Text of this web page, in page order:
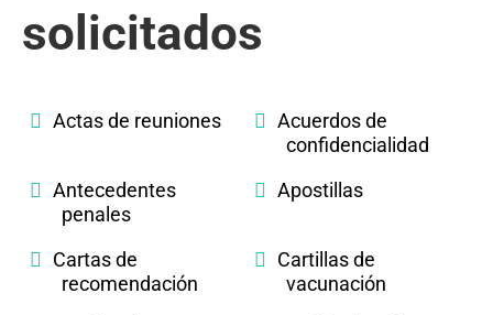
solicitados
Actas de reuniones
Acuerdos de
confidencialidad
Antecedentes
penales
Apostillas
Cartas de
recomendación
Cartillas de
vacunación